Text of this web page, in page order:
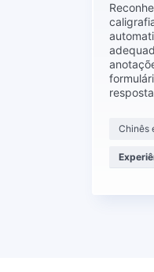
Chinês